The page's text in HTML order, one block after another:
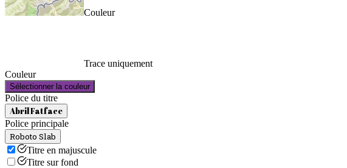
Couleur
Trace uniquement
Couleur
Sélectionner la couleur
Police du titre
Abril Fatface
Police principale
Roboto Slab
Titre en majuscule
Titre sur fond